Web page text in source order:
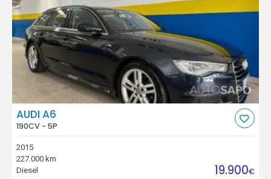
AUDI A6
190CV - 5P
2015
227.000 km
Diesel
19.900€